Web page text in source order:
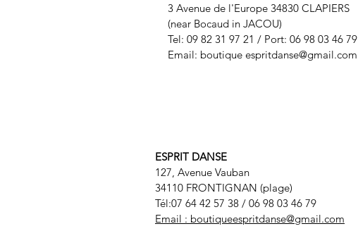
3 Avenue de l'Europe 34830 CLAPIERS
(near Bocaud in JACOU)
Tel: 09 82 31 97 21 / Port: 06 98 03 46 79
Email: boutique espritdanse@gmail.com
ESPRIT DANSE
127, Avenue Vauban
34110 FRONTIGNAN (plage)
Tél:07 64 42 57 38 / 06 98 03 46 79
Email : boutiqueespritdanse@gmail.com